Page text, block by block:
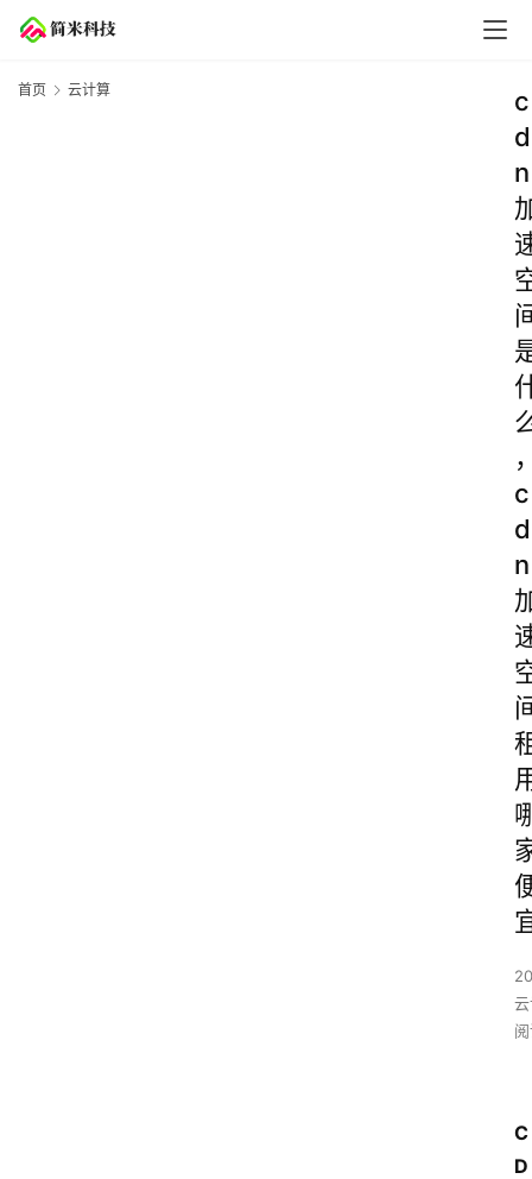
首页 云计算
c
d
n
c
d
n
C
D